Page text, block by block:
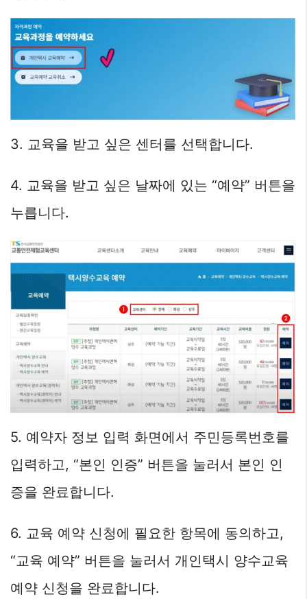
3. 교육을 받고 싶은 센터를 선택합니다.
4. 교육을 받고 싶은 날짜에 있는 “예약” 버튼을
누릅니다.
5. 예약자 정보 입력 화면에서 주민등록번호를
입력하고, “본인 인증” 버튼을 눌러서 본인 인
증을 완료합니다.
6. 교육 예약 신청에 필요한 항목에 동의하고,
“교육 예약” 버튼을 눌러서 개인택시 양수교육
예약 신청을 완료합니다.